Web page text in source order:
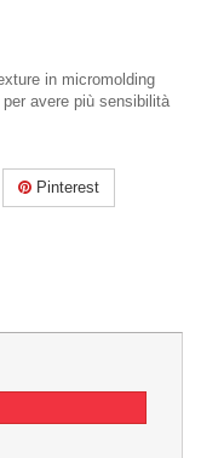
in micromolding
avere più sensibilità
Pinterest